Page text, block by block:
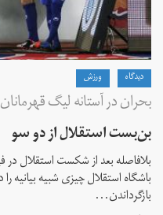
دیدگاه ورزش
بحران در آستانه لیگ
بن‌بست استقلال از دو سو
بلافاصله بعد از شکست استقلال در
باشگاه استقلال چیزی شبیه بیانیه
بازگرداندن...